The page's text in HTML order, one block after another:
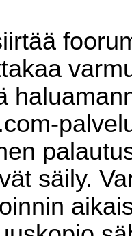
säily.